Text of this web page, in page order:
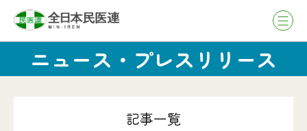
ニュース・プレスリリース
記事一覧